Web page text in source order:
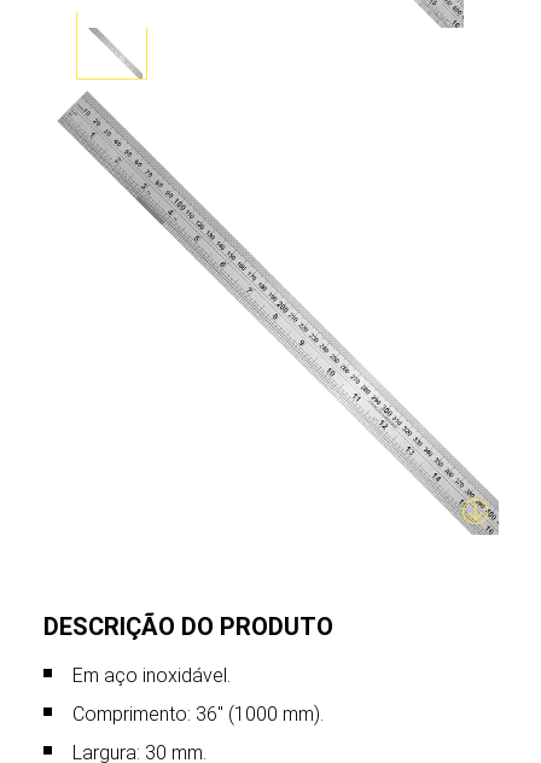
DESCRIÇÃO DO PRODUTO
Em aço inoxidável.
Comprimento: 36" (1000 mm).
Largura: 30 mm.